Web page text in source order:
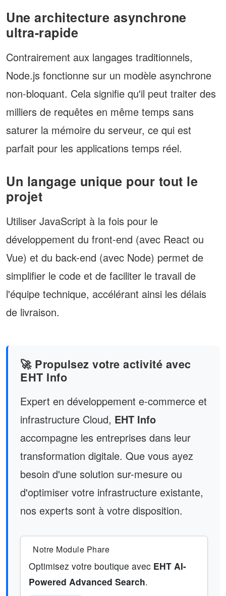
Une architecture asynchrone
ultra-rapide
Contrairement aux langages traditionnels,
Node.js fonctionne sur un modèle asynchrone
non-bloquant. Cela signifie qu'il peut traiter des
milliers de requêtes en même temps sans
saturer la mémoire du serveur, ce qui est
parfait pour les applications temps réel.
Un langage unique pour tout le
projet
Utiliser JavaScript à la fois pour le
développement du front-end (avec React ou
Vue) et du back-end (avec Node) permet de
simplifier le code et de faciliter le travail de
l'équipe technique, accélérant ainsi les délais
de livraison.
🚀 Propulsez votre activité avec
EHT Info
Expert en développement e-commerce et
infrastructure Cloud, EHT Info
accompagne les entreprises dans leur
transformation digitale. Que vous ayez
besoin d'une solution sur-mesure ou
d'optimiser votre infrastructure existante,
nos experts sont à votre disposition.
Notre Module Phare
Optimisez votre boutique avec EHT AI-
Powered Advanced Search.